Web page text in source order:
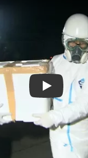
Play